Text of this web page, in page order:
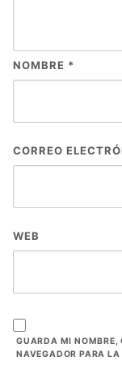
NOMBRE *
CORREO
WEB
GUARDA MI NOMBRE,
NAVEGADOR PARA